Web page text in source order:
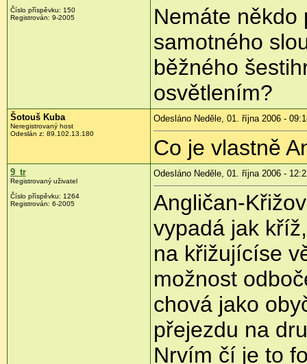
Číslo příspěvku: 150
Registrován: 9-2005
Nemáte někdo
samotného
běžného
osvětlením?
Šotouš Kuba
Neregistrovaný host
Odeslán z: 89.102.13.180
Odesláno Neděle, 01. října 2006 -
Co je vlastně
9_tr
Registrovaný uživatel
Číslo příspěvku: 1264
Registrován: 6-2005
Odesláno Neděle, 01. října 2006 -
Angličan-
vypadá jak
na křižujícíse
možnost
chová jako
přejezdu na
Nrvím čí je to